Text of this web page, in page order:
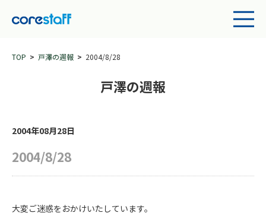
TOP 戸澤の週報 2004/8/28
戸澤の週報
2004年08月28日
2004/8/28
大変ご迷惑をおかけいたしています。